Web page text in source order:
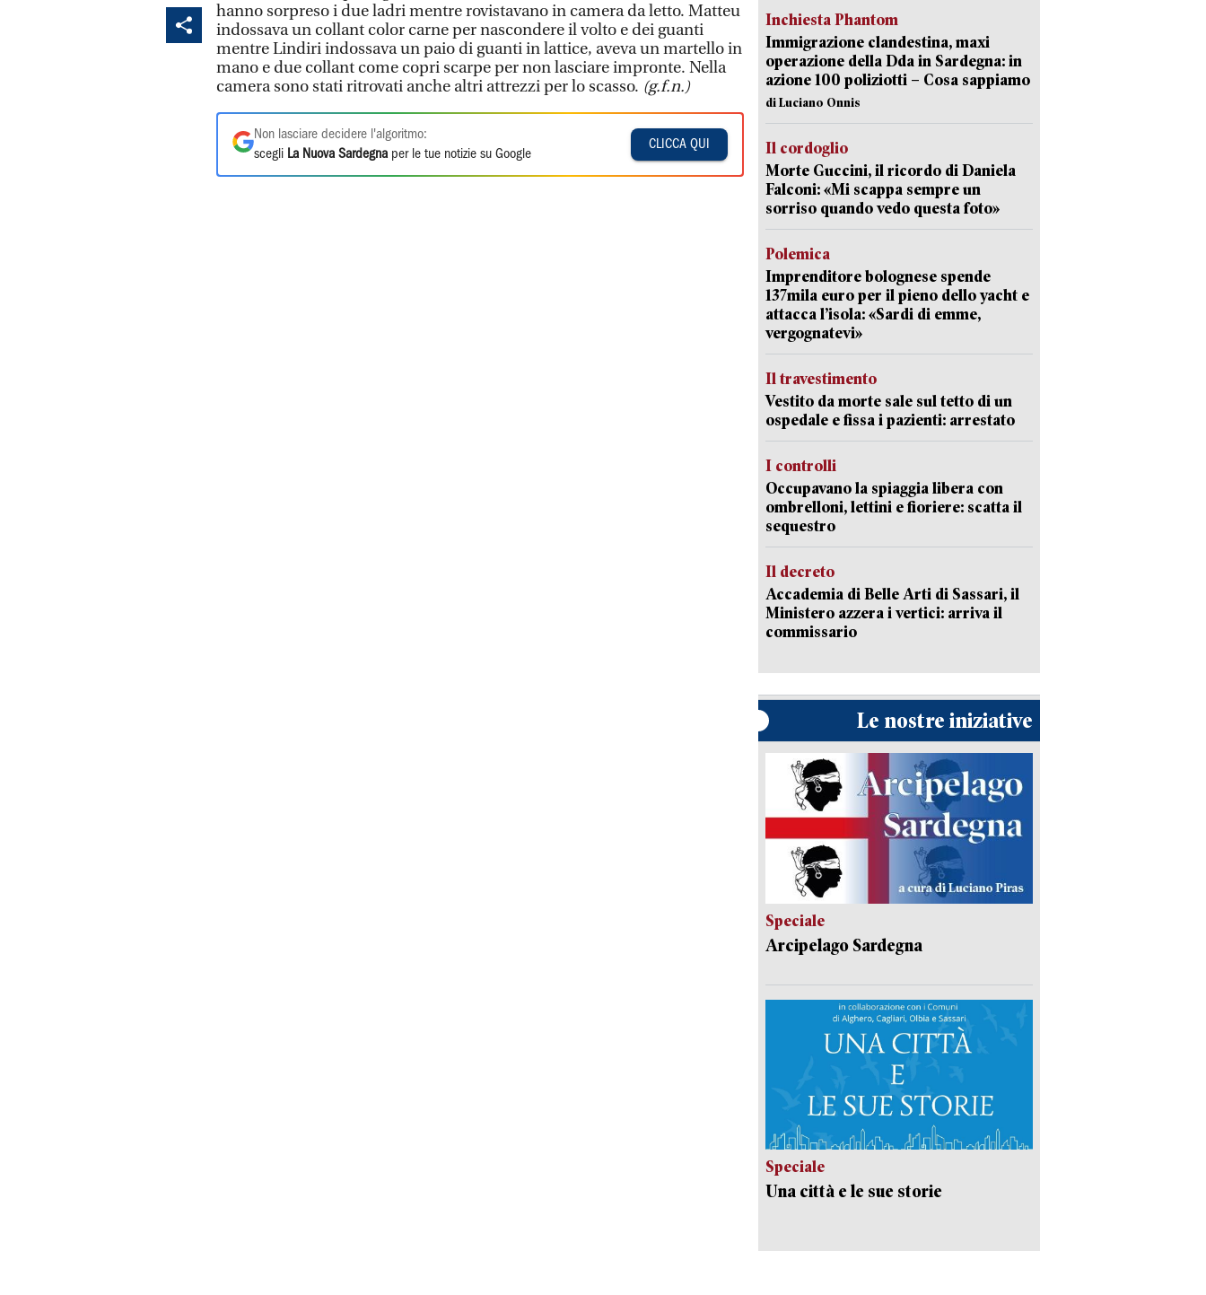
hanno sorpreso i due ladri mentre rovistavano in camera da letto. Matteu
indossava un collant color carne per nascondere il volto e dei guanti
mentre Lindiri indossava un paio di guanti in lattice, aveva un martello in
mano e due collant come copri scarpe per non lasciare impronte. Nella
camera sono stati ritrovati anche altri attrezzi per lo scasso. (g.f.n.)
Non lasciare decidere l'algoritmo:
scegli La Nuova Sardegna per le tue notizie su Google
CLICCA QUI
Inchiesta Phantom
Immigrazione clandestina, maxi
operazione della Dda in Sardegna: in
azione 100 poliziotti – Cosa sappiamo
di Luciano Onnis
Il cordoglio
Morte Guccini, il ricordo di Daniela
Falconi: «Mi scappa sempre un
sorriso quando vedo questa foto»
Polemica
Imprenditore bolognese spende
137mila euro per il pieno dello yacht e
attacca l’isola: «Sardi di emme,
vergognatevi»
Il travestimento
Vestito da morte sale sul tetto di un
ospedale e fissa i pazienti: arrestato
I controlli
Occupavano la spiaggia libera con
ombrelloni, lettini e fioriere: scatta il
sequestro
Il decreto
Accademia di Belle Arti di Sassari, il
Ministero azzera i vertici: arriva il
commissario
Le nostre iniziative
Speciale
Arcipelago Sardegna
Speciale
Una città e le sue storie